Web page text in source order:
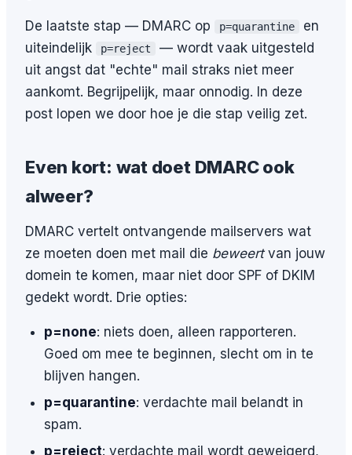
De laatste stap — DMARC op p=quarantine
en
uiteindelijk
p=reject
— wordt vaak uitgesteld
uit angst dat "echte" mail straks niet meer
aankomt. Begrijpelijk, maar onnodig. In deze
post lopen we door hoe je die stap veilig zet.
Even kort: wat doet DMARC ook
alweer?
DMARC vertelt ontvangende mailservers wat
ze moeten doen met mail die beweertvan jouw
domein te komen, maar niet door SPF of DKIM
gedekt wordt. Drie opties:
p=none: niets doen, alleen rapporteren.
Goed om mee te beginnen, slecht om in te
blijven hangen.
p=quarantine: verdachte mail belandt in
spam.
p=reject: verdachte mail wordt geweigerd,